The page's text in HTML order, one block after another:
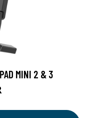
MINI 2 & 3